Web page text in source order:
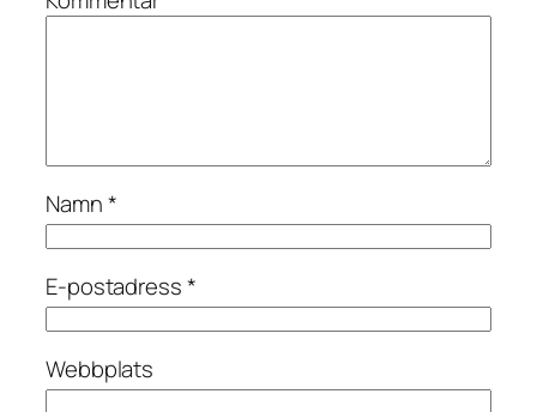
Namn*
E-postadress*
Webbplats